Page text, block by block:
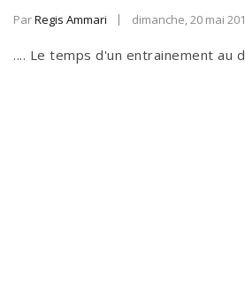
ParRegis Ammari dimanche, 20 mai
.... Le temps d'un entrainement au